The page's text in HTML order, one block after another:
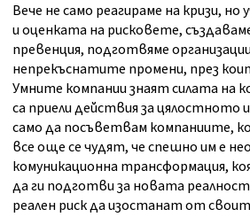
Вече не само реагираме на кризи, но
и оценката на рисковете,
превенция, подготвяме
непрекъснатите промени, през
Умните компании знаят силата на
са приели действия за цялостното
само да посъветвам компаниите,
все още се чудят, че спешно им е
комуникационна трансформация,
да ги подготви за новата
реален риск да изостанат от